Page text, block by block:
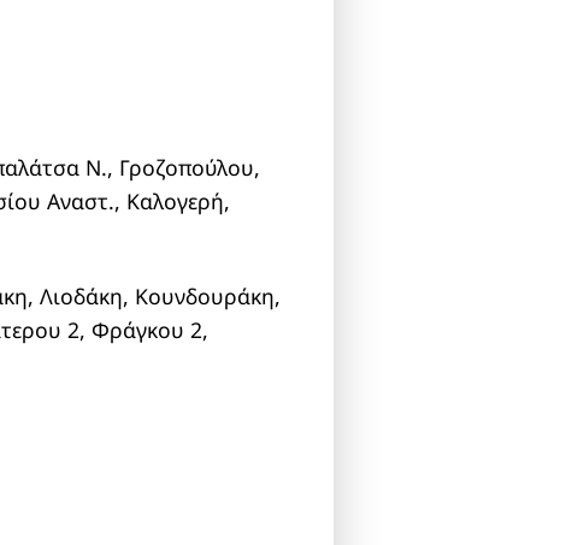
Ν., Γροζοπούλου,
Αναστ., Καλογερή,
Λιοδάκη, Κουνδουράκη,
2, Φράγκου 2,